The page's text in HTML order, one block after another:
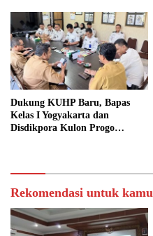
Dukung KUHP Baru, Bapas
Kelas I Yogyakarta dan
Disdikpora Kulon Progo
Rekomendasi untuk kamu